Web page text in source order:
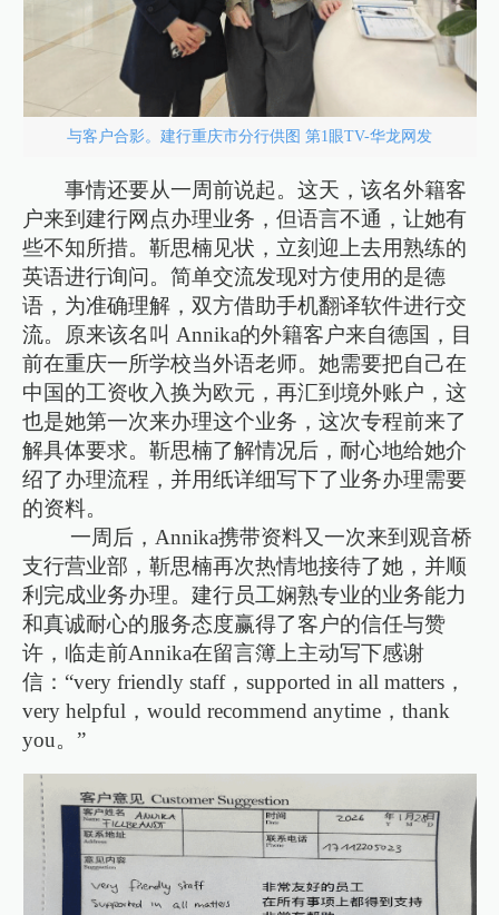
与客户合影。建行重庆市分行供图 第1眼TV-华龙网发
事情还要从一周前说起。这天，该名外籍客
户来到建行网点办理业务，但语言不通，让她有
些不知所措。靳思楠见状，立刻迎上去用熟练的
英语进行询问。简单交流发现对方使用的是德
语，为准确理解，双方借助手机翻译软件进行交
流。原来该名叫 Annika的外籍客户来自德国，目
前在重庆一所学校当外语老师。她需要把自己在
中国的工资收入换为欧元，再汇到境外账户，这
也是她第一次来办理这个业务，这次专程前来了
解具体要求。靳思楠了解情况后，耐心地给她介
绍了办理流程，并用纸详细写下了业务办理需要
的资料。
一周后，Annika携带资料又一次来到观音桥
支行营业部，靳思楠再次热情地接待了她，并顺
利完成业务办理。建行员工娴熟专业的业务能力
和真诚耐心的服务态度赢得了客户的信任与赞
许，临走前Annika在留言簿上主动写下感谢
信：“very friendly staff，supported in all matters，
very helpful，would recommend anytime，thank
you。”